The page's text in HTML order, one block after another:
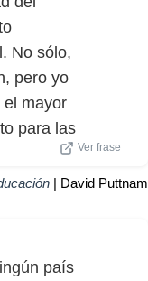
No sólo,
pero yo
el mayor
para las
Ver frase
| David Puttnam
país